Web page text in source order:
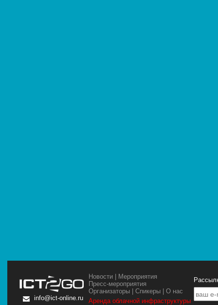
info@ict-online.ru
Новости
Мероприятия
Пресс-мероприятия
Организаторы |Спикеры |О нас
Аренда облачной инфраструктуры